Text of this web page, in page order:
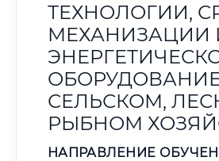
ТЕХНОЛОГИИ,
МЕХАНИЗАЦИИ
СЕЛЬСКОМ,
РЫБНОМ
НАПРАВЛЕНИЕ